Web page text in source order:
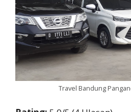
Travel Bandung